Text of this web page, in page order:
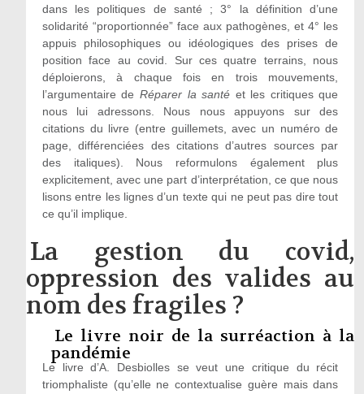
dans les politiques de santé ; 3° la définition d’une
solidarité “proportionnée” face aux pathogènes, et 4° les
appuis philosophiques ou idéologiques des prises de
position face au covid. Sur ces quatre terrains, nous
déploierons, à chaque fois en trois mouvements,
l’argumentaire de Réparer la santé et les critiques que
nous lui adressons. Nous nous appuyons sur des
citations du livre (entre guillemets, avec un numéro de
page, différenciées des citations d’autres sources par
des italiques). Nous reformulons également plus
explicitement, avec une part d’interprétation, ce que nous
lisons entre les lignes d’un texte qui ne peut pas dire tout
ce qu’il implique.
La gestion du covid,
oppression des valides au
nom des fragiles ?
Le livre noir de la surréaction à la
pandémie
Le livre d’A. Desbiolles se veut une critique du récit
triomphaliste (qu’elle ne contextualise guère mais dans